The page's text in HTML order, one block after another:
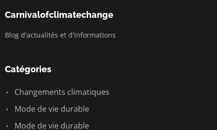
Carnivalofclimatechange
Blog d'actualités et d'informations
Catégories
Changements climatiques
Mode de vie durable
Mode de vie durable